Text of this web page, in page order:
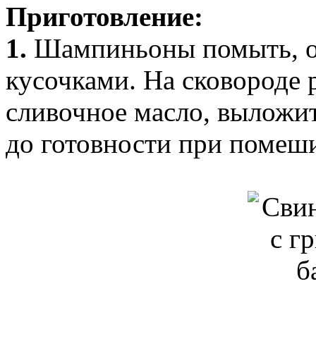
Приготовление:
1. Шампиньоны помыть,
кусочками. На сковороде
сливочное масло,
до готовности при